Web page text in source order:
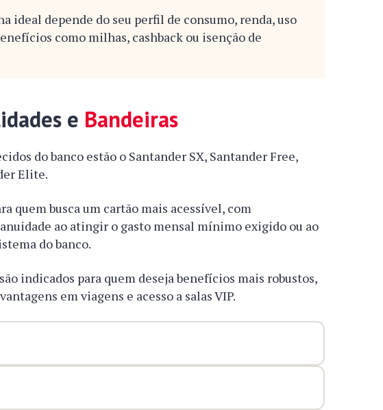
ideal depende do seu perfil de consumo, renda, uso
como milhas, cashback ou isenção de
e Bandeiras
do banco estão o Santander SX, Santander Free,
Elite.
quem busca um cartão mais acessível, com
ao atingir o gasto mensal mínimo exigido ou ao
do banco.
indicados para quem deseja benefícios mais robustos,
em viagens e acesso a salas VIP.